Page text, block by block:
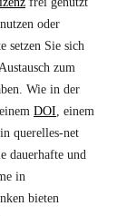
oder
setzen Sie sich
zum
Wie in der
DOI , einem
querelles-net
dauerhafte und
in
bieten